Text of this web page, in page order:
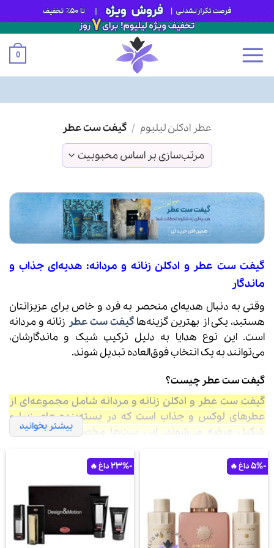
0
عطر ادکلن لیلیوم / گیفت ست عطر
گیفت ست عطر و ادکلن زنانه و مردانه: هدیه‌ای جذاب و
ماندگار
وقتی به دنبال هدیه‌ای منحصر به فرد و خاص برای عزیزانتان
هستید، یکی از بهترین گزینه‌ها گیفت ست عطر زنانه و مردانه
است. این نوع هدایا به دلیل ترکیب شیک و ماندگارشان،
می‌توانند به یک انتخاب فوق‌العاده تبدیل شوند.
گیفت ست عطر چیست؟
گیفت ست عطر و ادکلن زنانه و مردانه شامل مجموعه‌ای از
عطرهای لوکس و جذاب است که در بسته‌بندی‌های زیبا و
شکیل عرضه می‌شوند. این ست‌ها مخصوص هدیه دادن
جانبی مانند لوسیون بدن، ژل دوش، سمپل و اسپری بدن نیز
باشند. این تنوع محصولات، به گیرنده هدیه اجازه می‌دهد از
ترکیب رایحه‌ها لذت ببرد و تجربه‌ای متفاوت داشته باشد.
مزایای انتخاب گیفت ست ادکلن اورجینال
بیشتر بخوانید
-5%
-23%